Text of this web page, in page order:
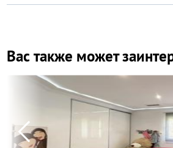
Вас также может